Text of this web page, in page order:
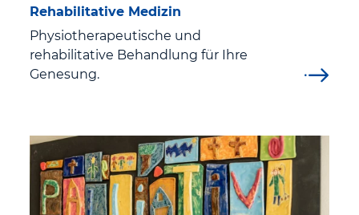
Rehabilitative Medizin
Physiotherapeutische und
rehabilitative Behandlung für Ihre
Genesung.